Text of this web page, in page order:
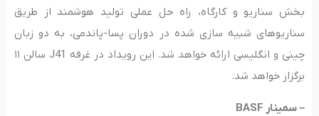
بخش سناریو و کارگاه، راه حل عملی تولید هوشمند از طریق
سناریوهای شبیه سازی شده در دوران پسا-پاندمی، به دو زبان
چینی و انگلیسی ارائه خواهد شد. این رویداد در غرفه J41 سالن ۱۱
برگزار خواهد شد.
– سمینار BASF